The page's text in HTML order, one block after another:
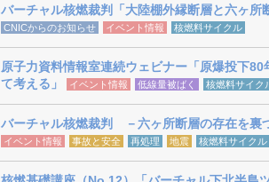
バーチャル核燃裁判「大陸棚外縁断層と六ヶ所
CNICからのお知らせ イベント情報 核燃料サイクル
原子力資料情報室連続ウェビナー「原爆投下
て考える」
イベント情報 低線量被ばく 核燃料サイク
バーチャル核燃裁判 －六ヶ所断層の存在を裏
イベント情報 事故と安全 再処理 地震 核燃料サイクル